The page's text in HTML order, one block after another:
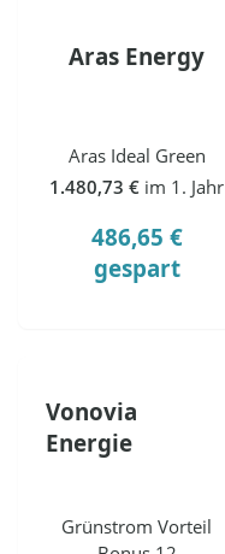
Aras Energy
Aras Ideal Green
1.480,73 € im 1. Jahr
486,65 €
gespart
Vonovia
Energie
Grünstrom Vorteil